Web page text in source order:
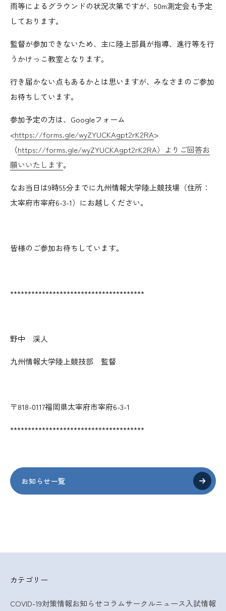
雨等によるグラウンドの状況次第ですが、50m測定会も予定
しております。
監督が参加できないため、主に陸上部員が指導、進行等を行
うかけっこ教室となります。
行き届かない点もあるかとは思いますが、みなさまのご参加
お待ちしています。
参加予定の方は、Googleフォーム
<https://forms.gle/wyZYUCKAgpt2rK2RA>
（https://forms.gle/wyZYUCKAgpt2rK2RA）よりご回答お
願いいたします。
なお当日は9時55分までに九州情報大学陸上競技場（住所：
太宰府市宰府6-3-1）にお越しください。
皆様のご参加お待ちしています。
**************************************
野中 渓人
九州情報大学陸上競技部 監督
〒818-0117福岡県太宰府市宰府6-3-1
**************************************
お知らせ一覧
カテゴリー
COVID-19対策情報お知らせコラムサークルニュース入試情報